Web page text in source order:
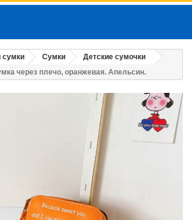
сумки Сумки
Детские сумочки
через плечо, оранжевая. Апельсин.